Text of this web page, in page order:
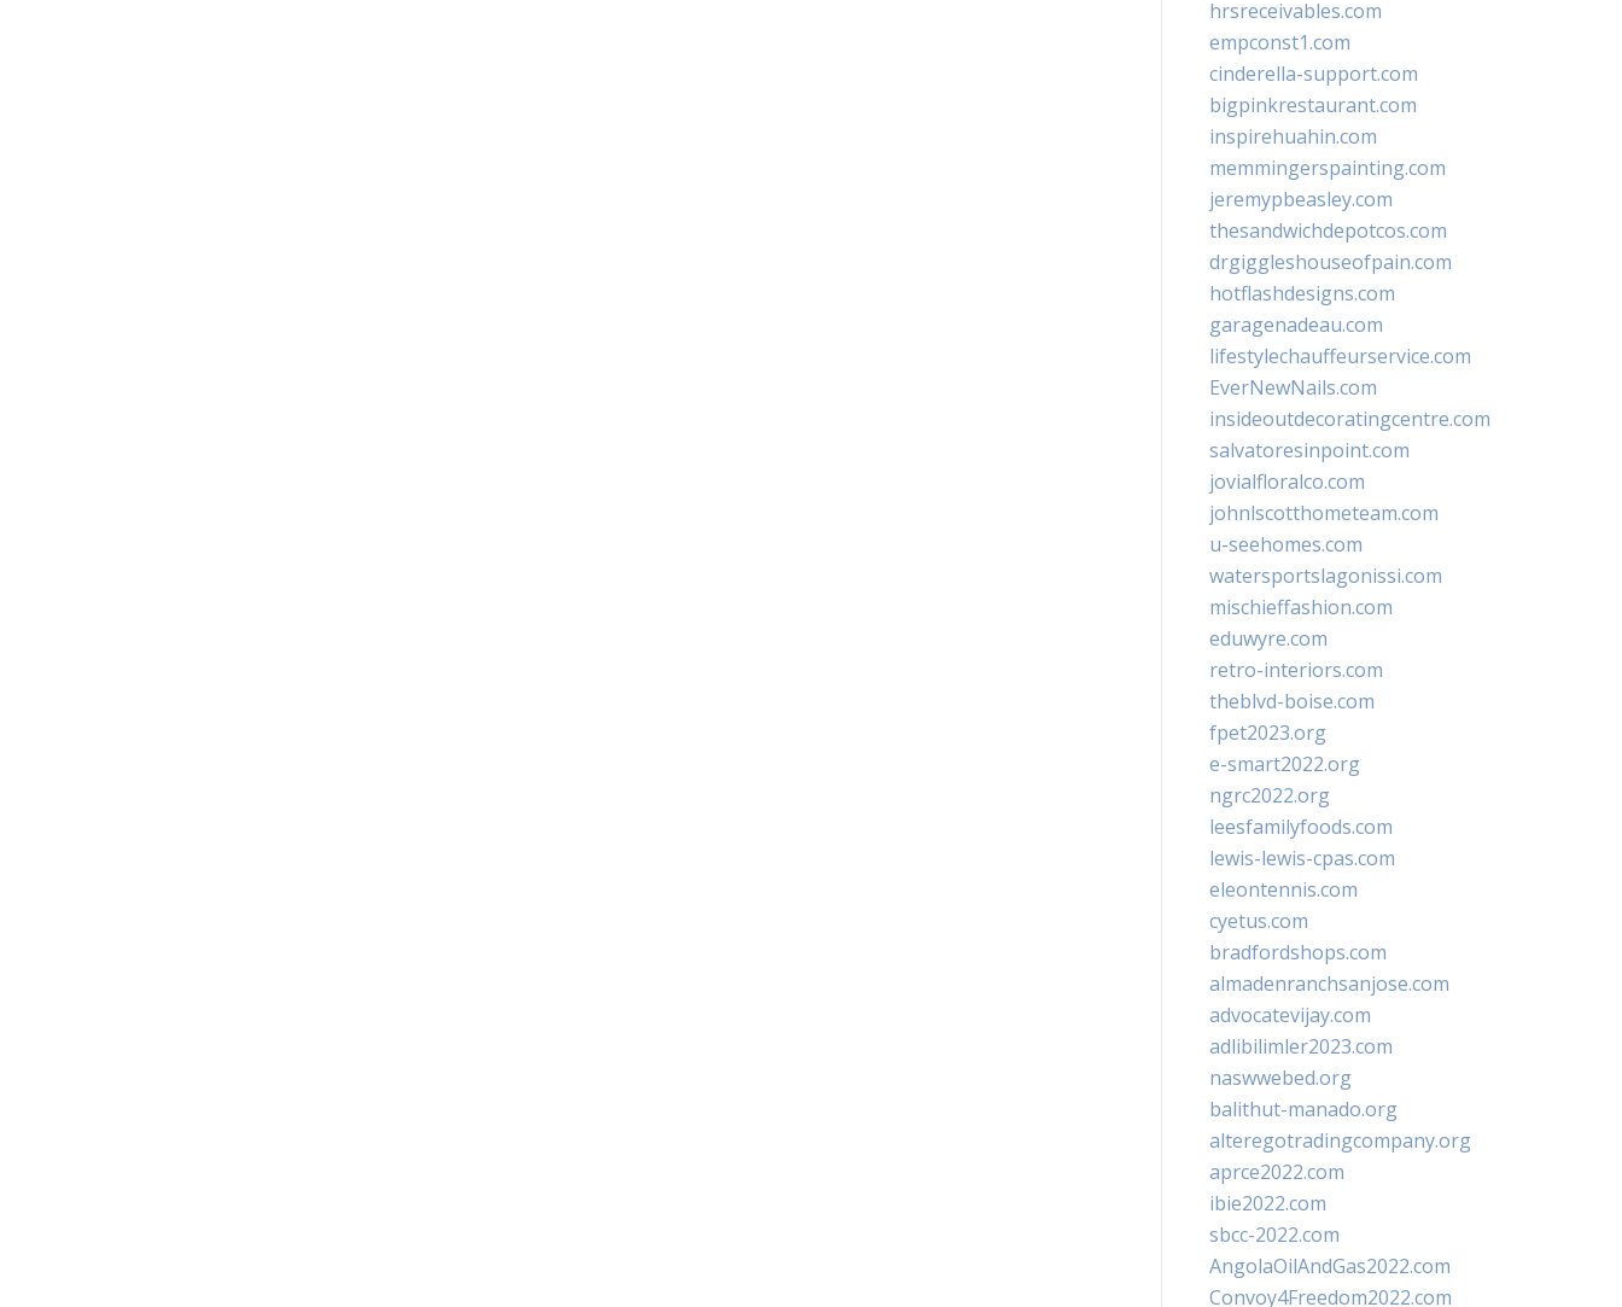
hrsreceivables.com
empconst1.com
cinderella-support.com
bigpinkrestaurant.com
inspirehuahin.com
memmingerspainting.com
jeremypbeasley.com
thesandwichdepotcos.com
drgiggleshouseofpain.com
hotflashdesigns.com
garagenadeau.com
lifestylechauffeurservice.com
EverNewNails.com
insideoutdecoratingcentre.com
salvatoresinpoint.com
jovialfloralco.com
johnlscotthometeam.com
u-seehomes.com
watersportslagonissi.com
mischieffashion.com
eduwyre.com
retro-interiors.com
theblvd-boise.com
fpet2023.org
e-smart2022.org
ngrc2022.org
leesfamilyfoods.com
lewis-lewis-cpas.com
eleontennis.com
cyetus.com
bradfordshops.com
almadenranchsanjose.com
advocatevijay.com
adlibilimler2023.com
naswwebed.org
balithut-manado.org
alteregotradingcompany.org
aprce2022.com
ibie2022.com
sbcc-2022.com
AngolaOilAndGas2022.com
Convoy4Freedom2022.com